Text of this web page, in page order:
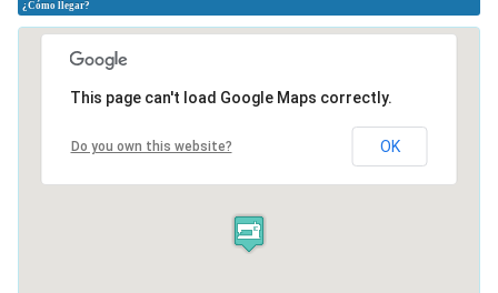
¿Cómo llegar?
This page can't load Google Maps correctly.
Do you own this website? OK